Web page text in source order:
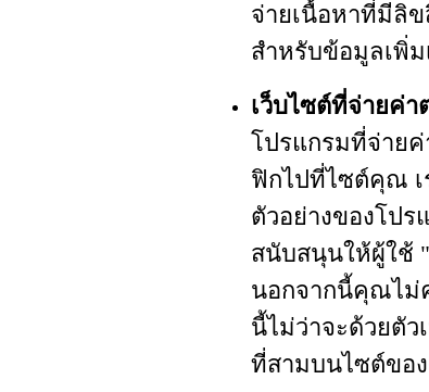
จ่ายเนื้อหาที่มีลิ
สำหรับข้อมูลเพิ่ม
เว็บไซต์ที่จ่ายค่
โปรแกรมที่จ่าย
ฟิกไปที่ไซต์คุณ
ตัวอย่างของโป
สนับสนุนให้ผู้ใช้
นอกจากนี้คุณไม่
นี้ไม่ว่าจะด้วยตั
ที่สามบนไซต์ขอ